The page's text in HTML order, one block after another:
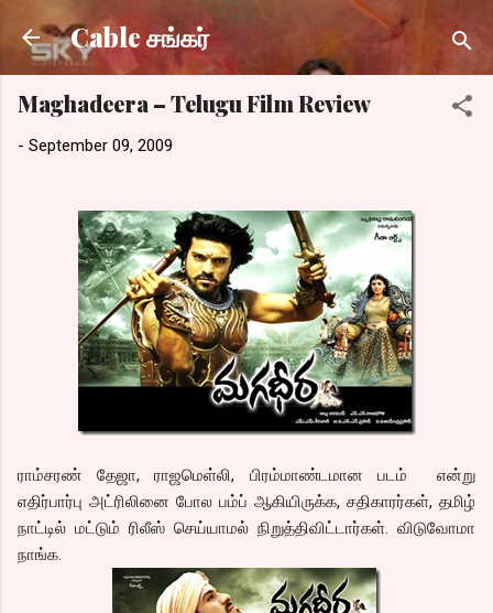
Skip to main content
Cable சங்கர்
Maghadeera – Telugu Film Review
- September 09, 2009
ராம்சரண் தேஜா, ராஜமெள்லி, பிரம்மாண்டமான படம் என்று
எதிர்பார்பு அட்ரிலினை போல பம்ப் ஆகியிருக்க, சதிகாரர்கள், தமிழ்
நாட்டில் மட்டும் ரிலீஸ் செய்யாமல் நிறுத்திவிட்டார்கள். விடுவோமா
நாங்க.